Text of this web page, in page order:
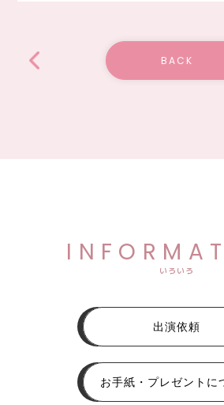
BACK
いろいろ
出演依頼
お手紙・プレゼントに